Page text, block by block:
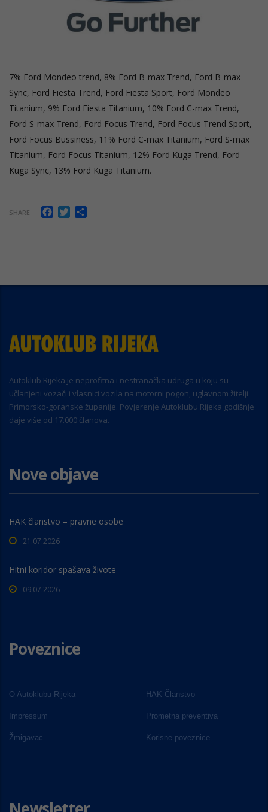
7% Ford Mondeo trend, 8% Ford B-max Trend, Ford B-max
Sync, Ford Fiesta Trend, Ford Fiesta Sport, Ford Mondeo
Titanium, 9% Ford Fiesta Titanium, 10% Ford C-max Trend,
Ford S-max Trend, Ford Focus Trend, Ford Focus Trend Sport,
Ford Focus Bussiness, 11% Ford C-max Titanium, Ford S-max
Titanium, Ford Focus Titanium, 12% Ford Kuga Trend, Ford
Kuga Sync, 13% Ford Kuga Titanium.
SHARE Facebook
Twitter
Autoklub Rijeka je neprofitna i nestranačka udruga u koju su
učlanjeni vozači i vlasnici vozila na motorni pogon, uglavnom žitelji
Primorsko-goranske županije. Povjerenje Autoklubu Rijeka godišnje
daje više od 17.000 članova.
Nove objave
HAK članstvo – pravne osobe
21.07.2026
Hitni koridor spašava živote
09.07.2026
Poveznice
O Autoklubu Rijeka HAK Članstvo
Impressum Prometna preventiva
Žmigavac Korisne poveznice